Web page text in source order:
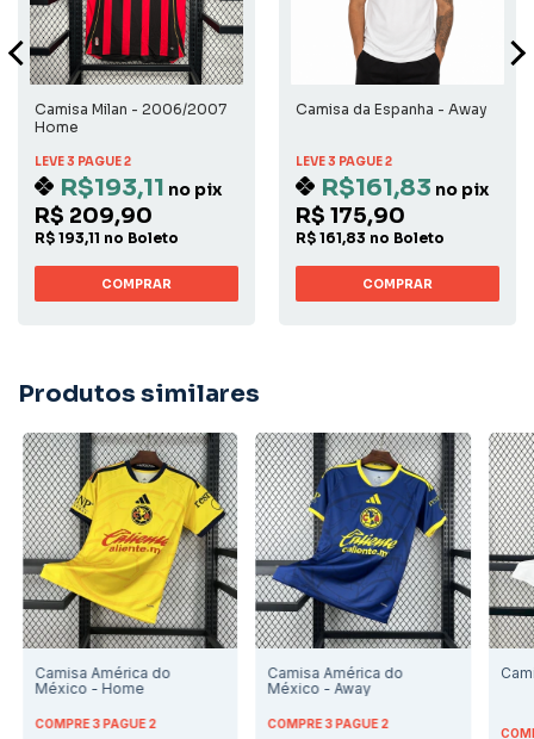
Camisa Milan - 2006/2007
Home
LEVE 3 PAGUE 2
R$193,11 no pix
R$ 209,90
R$ 193,11 no Boleto
COMPRAR
Camisa da Espanha - Away
LEVE 3 PAGUE 2
R$161,83 no pix
R$ 175,90
R$ 161,83 no Boleto
COMPRAR
Produtos similares
Camisa América do
México - Home
COMPRE 3 PAGUE 2
Camisa América do
México - Away
COMPRE 3 PAGUE 2